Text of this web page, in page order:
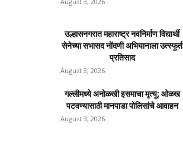
उल्हासनगरात महाराष्ट्र नवनिर्माण विद्यार्थी
सेनेच्या सभासद नोंदणी अभियानाला उत्स्फूर्त
प्रतिसाद
August 3, 2026
गल्लीमध्ये अनोळखी इसमाचा मृत्यू; ओळख
पटवण्यासाठी मानपाडा पोलिसांचे आवाहन
August 3, 2026